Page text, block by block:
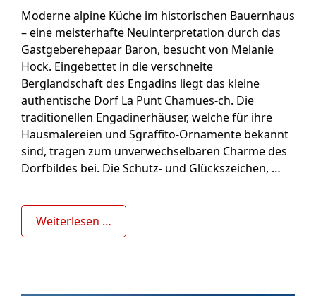
Moderne alpine Küche im historischen Bauernhaus
– eine meisterhafte Neuinterpretation durch das
Gastgeberehepaar Baron, besucht von Melanie
Hock. Eingebettet in die verschneite
Berglandschaft des Engadins liegt das kleine
authentische Dorf La Punt Chamues-ch. Die
traditionellen Engadinerhäuser, welche für ihre
Hausmalereien und Sgraffito-Ornamente bekannt
sind, tragen zum unverwechselbaren Charme des
Dorfbildes bei. Die Schutz- und Glückszeichen, …
Weiterlesen …